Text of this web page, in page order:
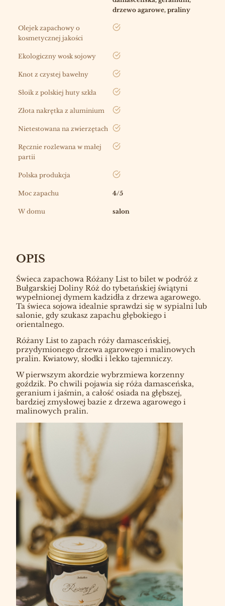
drzewo agarowe, praliny
Olejek zapachowy o
kosmetycznej jakości
tak
Ekologiczny wosk sojowy tak
Knot z czystej bawełny tak
Słoik z polskiej huty szkła tak
Złota nakrętka z aluminium tak
Nietestowana na zwierzętach tak
Ręcznie rozlewana w małej
partii
tak
Polska produkcja tak
Moc zapachu 4/5
W domu salon
OPIS
Świeca zapachowa Różany List to bilet w podróż z
Bułgarskiej Doliny Róż do tybetańskiej świątyni
wypełnionej dymem kadzidła z drzewa agarowego.
Ta świeca sojowa idealnie sprawdzi się w sypialni lub
salonie, gdy szukasz zapachu głębokiego i
orientalnego.
Różany List to zapach róży damasceńskiej,
przydymionego drzewa agarowego i malinowych
pralin. Kwiatowy, słodki i lekko tajemniczy.
W pierwszym akordzie wybrzmiewa korzenny
goździk. Po chwili pojawia się róża damasceńska,
geranium i jaśmin, a całość osiada na głębszej,
bardziej zmysłowej bazie z drzewa agarowego i
malinowych pralin.